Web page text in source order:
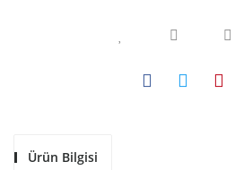
Ürün Bilgisi